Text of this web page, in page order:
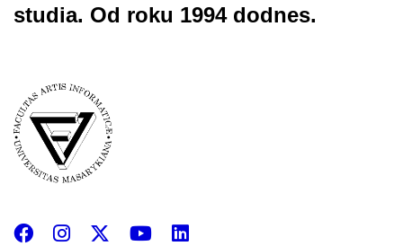
studia. Od roku 1994 dodnes.
Facebook
InstagramYouTube